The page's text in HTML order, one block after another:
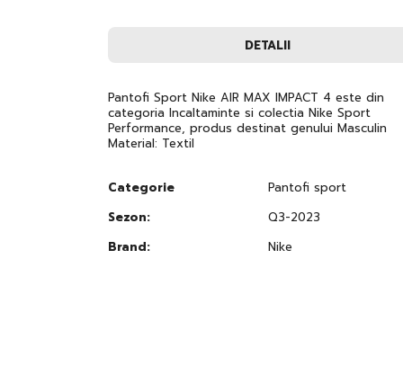
gallery
DETALII
Pantofi Sport Nike AIR MAX IMPACT 4 este din
categoria Incaltaminte si colectia Nike Sport
Performance, produs destinat genului Masculin
Material: Textil
Categorie
Pantofi sport
Sezon:
Q3-2023
Brand:
Nike